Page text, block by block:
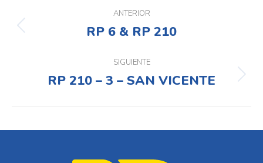
entre
proyectos
ANTERIOR
Proyecto
RP 6 & RP 210
SIGUIENTE
Proyecto
RP 210 – 3 – SAN VICENTE